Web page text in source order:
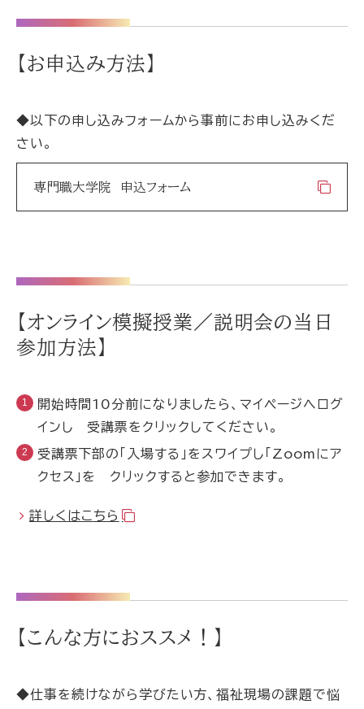
【お申込み方法】
◆以下の申し込みフォームから事前にお申し込みくだ
さい。
専門職大学院 申込フォーム
【オンライン模擬授業／説明会の当日
参加方法】
開始時間10分前になりましたら、マイページへログ
インし 受講票をクリックしてください。
受講票下部の「入場する」をスワイプし「Zoomにア
クセス」を クリックすると参加できます。
詳しくはこちら
【こんな方におススメ！】
◆仕事を続けながら学びたい方、福祉現場の課題で悩